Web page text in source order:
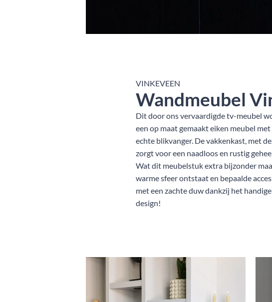
VINKEVEEN
Wandmeubel
Dit door ons vervaardigde tv-meubel
een op maat gemaakt eiken meubel
echte blikvanger. De vakkenkast, met
zorgt voor een naadloos en rustig
Wat dit meubelstuk extra bijzonder
warme sfeer ontstaat en bepaalde
met een zachte duw dankzij het
design!